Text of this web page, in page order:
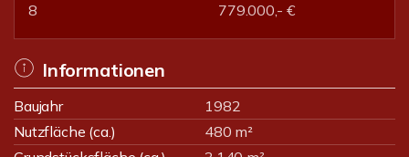
8
779.000,- €
Informationen
Baujahr
1982
Nutzfläche (ca.)
480 m²